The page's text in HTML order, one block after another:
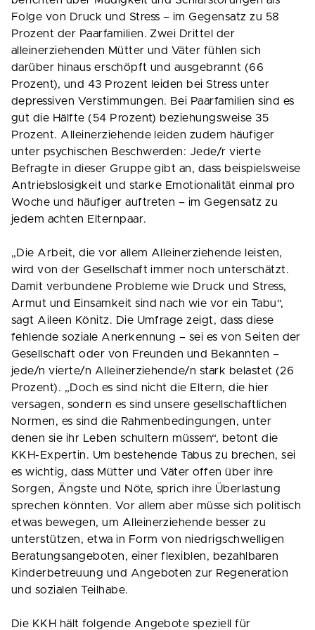
Folge von Druck und Stress – im Gegensatz zu 58
Prozent der Paarfamilien. Zwei Drittel der
alleinerziehenden Mütter und Väter fühlen sich
darüber hinaus erschöpft und ausgebrannt (66
Prozent), und 43 Prozent leiden bei Stress unter
depressiven Verstimmungen. Bei Paarfamilien sind es
gut die Hälfte (54 Prozent) beziehungsweise 35
Prozent. Alleinerziehende leiden zudem häufiger
unter psychischen Beschwerden: Jede/r vierte
Befragte in dieser Gruppe gibt an, dass beispielsweise
Antriebslosigkeit und starke Emotionalität einmal pro
Woche und häufiger auftreten – im Gegensatz zu
jedem achten Elternpaar.
„Die Arbeit, die vor allem Alleinerziehende leisten,
wird von der Gesellschaft immer noch unterschätzt.
Damit verbundene Probleme wie Druck und Stress,
Armut und Einsamkeit sind nach wie vor ein Tabu“,
sagt Aileen Könitz. Die Umfrage zeigt, dass diese
fehlende soziale Anerkennung – sei es von Seiten der
Gesellschaft oder von Freunden und Bekannten –
jede/n vierte/n Alleinerziehende/n stark belastet (26
Prozent). „Doch es sind nicht die Eltern, die hier
versagen, sondern es sind unsere gesellschaftlichen
Normen, es sind die Rahmenbedingungen, unter
denen sie ihr Leben schultern müssen“, betont die
KKH-Expertin. Um bestehende Tabus zu brechen, sei
es wichtig, dass Mütter und Väter offen über ihre
Sorgen, Ängste und Nöte, sprich ihre Überlastung
sprechen könnten. Vor allem aber müsse sich politisch
etwas bewegen, um Alleinerziehende besser zu
unterstützen, etwa in Form von niedrigschwelligen
Beratungsangeboten, einer flexiblen, bezahlbaren
Kinderbetreuung und Angeboten zur Regeneration
und sozialen Teilhabe.
Die KKH hält folgende Angebote speziell für